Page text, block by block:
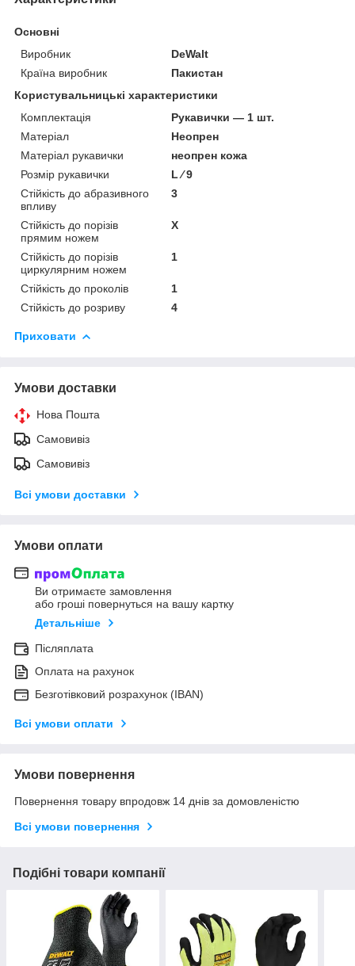
Основні
Виробник
DeWalt
Країна виробник
Пакистан
Користувальницькі характеристики
Комплектація
Рукавички — 1 шт.
Матеріал
Неопрен
Матеріал рукавички
неопрен кожа
Розмір рукавички
L ⁄ 9
Стійкість до абразивного
впливу
3
Стійкість до порізів
прямим ножем
X
Стійкість до порізів
циркулярним ножем
1
Стійкість до проколів
1
Стійкість до розриву
4
Приховати
Умови доставки
Нова Пошта
Самовивіз
Самовивіз
Всі умови доставки
Умови оплати
Ви отримаєте замовлення
або гроші повернуться на вашу картку
Детальніше
Післяплата
Оплата на рахунок
Безготівковий розрахунок (IBAN)
Всі умови оплати
Умови повернення
Повернення товару впродовж 14 днів за домовленістю
Всі умови повернення
Подібні товари компанії